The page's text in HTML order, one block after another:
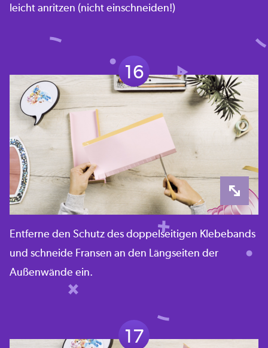
leicht anritzen (nicht einschneiden!)
16
Entferne den Schutz des doppelseitigen Klebebands
und schneide Fransen an den Längseiten der
Außenwände ein.
17